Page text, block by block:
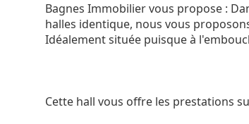
Bagnes Immobilier vous propose :
halles identique, nous vous
Idéalement située puisque à
Cette hall vous offre les prestations